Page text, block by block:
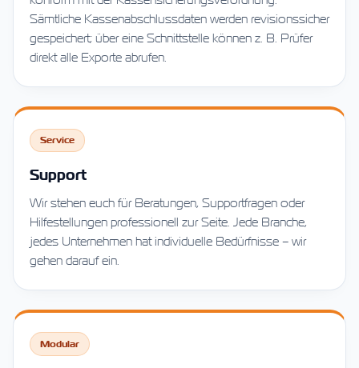
Sämtliche Kassenabschlussdaten werden revisionssicher
gespeichert; über eine Schnittstelle können z. B. Prüfer
direkt alle Exporte abrufen.
Service
Support
Wir stehen euch für Beratungen, Supportfragen oder
Hilfestellungen professionell zur Seite. Jede Branche,
jedes Unternehmen hat individuelle Bedürfnisse – wir
gehen darauf ein.
Modular